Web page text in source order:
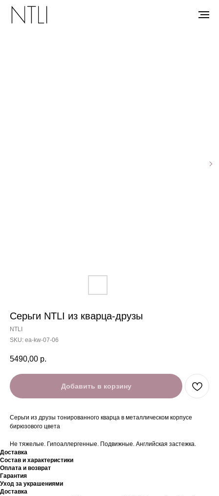
Серьги NTLI из кварца-друзы
NTLI
SKU: ea-kw-07-06
5490,00 р.
Добавить в корзину
Серьги из друзы тонированного кварца в металлическом корпусе
бирюзового цвета
Не тяжелые. Гипоаллергенные. Подвижные. Английская застежка.
Доставка
Состав и характеристики
Оплата и возврат
Гарантия
Уход за украшениями
Доставка